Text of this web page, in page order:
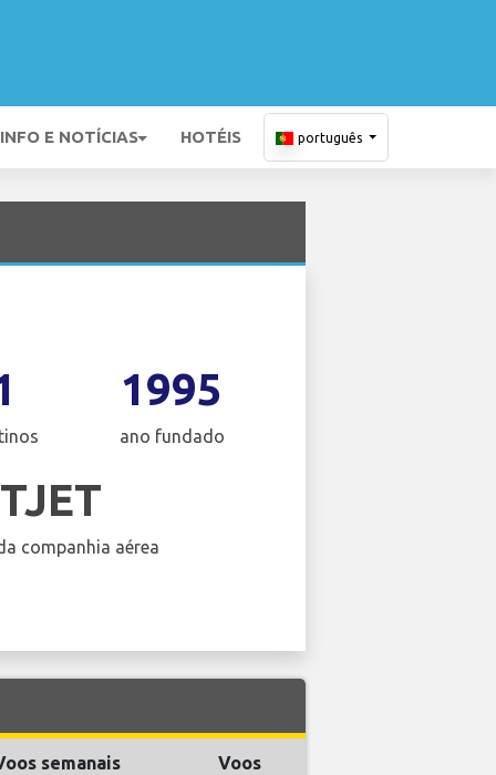
INFO E NOTÍCIAS HOTÉIS português
1995
ano fundado
companhia aérea
semanais Voos